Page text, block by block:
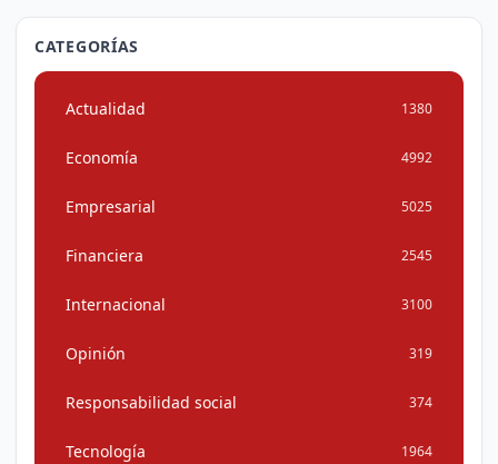
CATEGORÍAS
Actualidad 1380
Economía 4992
Empresarial 5025
Financiera 2545
Internacional 3100
Opinión 319
Responsabilidad social 374
Tecnología 1964